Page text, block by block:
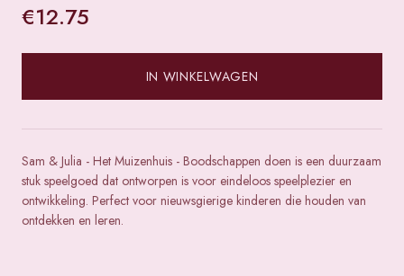
€12.75
IN WINKELWAGEN
Sam & Julia - Het Muizenhuis - Boodschappen doen is een duurzaam
stuk speelgoed dat ontworpen is voor eindeloos speelplezier en
ontwikkeling. Perfect voor nieuwsgierige kinderen die houden van
ontdekken en leren.